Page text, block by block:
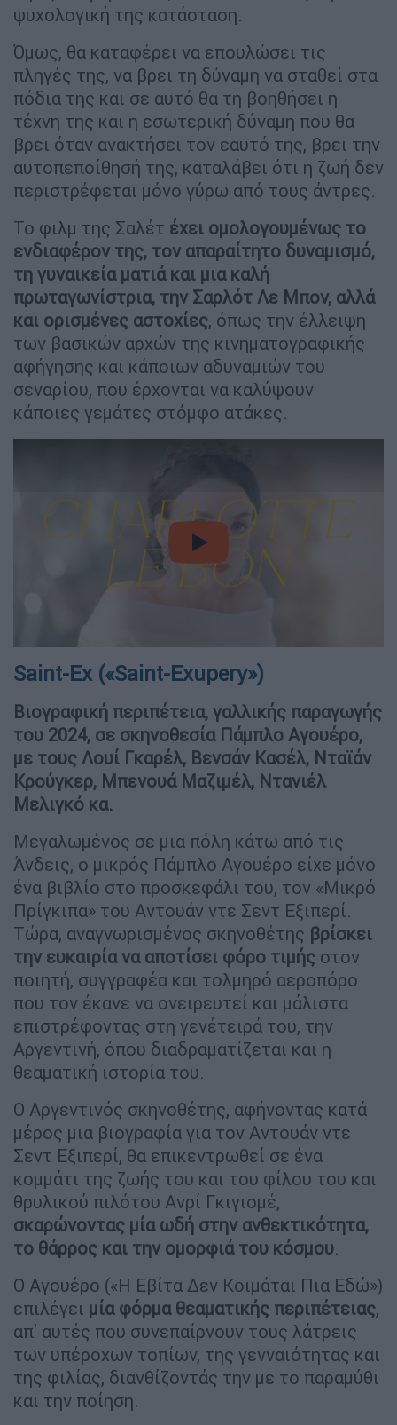
ψυχολογική της κατάσταση.
Όμως, θα καταφέρει να επουλώσει τις
πληγές της, να βρει τη δύναμη να σταθεί στα
πόδια της και σε αυτό θα τη βοηθήσει η
τέχνη της και η εσωτερική δύναμη που θα
βρει όταν ανακτήσει τον εαυτό της, βρει την
αυτοπεποίθησή της, καταλάβει ότι η ζωή δεν
περιστρέφεται μόνο γύρω από τους άντρες.
Το φιλμ της Σαλέτ έχει ομολογουμένως το
ενδιαφέρον της, τον απαραίτητο δυναμισμό,
τη γυναικεία ματιά και μια καλή
πρωταγωνίστρια, την Σαρλότ Λε Μπον, αλλά
και ορισμένες αστοχίες, όπως την έλλειψη
των βασικών αρχών της κινηματογραφικής
αφήγησης και κάποιων αδυναμιών του
σεναρίου, που έρχονται να καλύψουν
κάποιες γεμάτες στόμφο ατάκες.
video
Saint-Ex («Saint-Exupery»)
Βιογραφική περιπέτεια, γαλλικής παραγωγής
του 2024, σε σκηνοθεσία Πάμπλο Αγουέρο,
με τους Λουί Γκαρέλ, Βενσάν Κασέλ, Νταϊάν
Κρούγκερ, Μπενουά Μαζιμέλ, Ντανιέλ
Μελιγκό κα.
Μεγαλωμένος σε μια πόλη κάτω από τις
Άνδεις, ο μικρός Πάμπλο Αγουέρο είχε μόνο
ένα βιβλίο στο προσκεφάλι του, τον «Μικρό
Πρίγκιπα» του Αντουάν ντε Σεντ Εξιπερί.
Τώρα, αναγνωρισμένος σκηνοθέτης βρίσκει
την ευκαιρία να αποτίσει φόρο τιμής στον
ποιητή, συγγραφέα και τολμηρό αεροπόρο
που τον έκανε να ονειρευτεί και μάλιστα
επιστρέφοντας στη γενέτειρά του, την
Αργεντινή, όπου διαδραματίζεται και η
θεαματική ιστορία του.
Ο Αργεντινός σκηνοθέτης, αφήνοντας κατά
μέρος μια βιογραφία για τον Αντουάν ντε
Σεντ Εξιπερί, θα επικεντρωθεί σε ένα
κομμάτι της ζωής του και του φίλου του και
θρυλικού πιλότου Ανρί Γκιγιομέ,
σκαρώνοντας μία ωδή στην ανθεκτικότητα,
το θάρρος και την ομορφιά του κόσμου.
Ο Αγουέρο («Η Εβίτα Δεν Κοιμάται Πια Εδώ»)
επιλέγει μία φόρμα θεαματικής περιπέτειας,
απ' αυτές που συνεπαίρνουν τους λάτρεις
των υπέροχων τοπίων, της γενναιότητας και
της φιλίας, διανθίζοντάς την με το παραμύθι
και την ποίηση.